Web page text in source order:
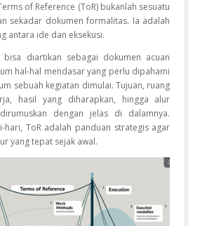
of Reference (ToR) bukanlah sesuatu
sekadar dokumen formalitas. Ia adalah
antara ide dan eksekusi.
bisa diartikan sebagai dokumen acuan
hal-hal mendasar yang perlu dipahami
sebuah kegiatan dimulai. Tujuan, ruang
hasil yang diharapkan, hingga alur
dengan jelas di dalamnya.
hari, ToR adalah panduan strategis agar
yang tepat sejak awal.